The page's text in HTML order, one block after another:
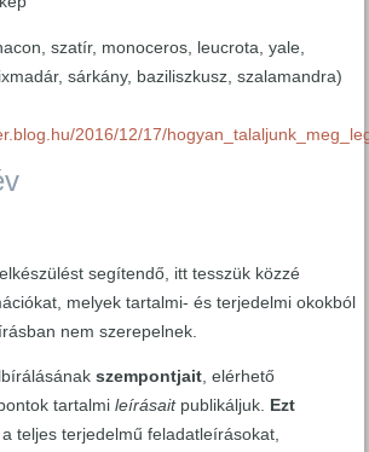
szatír, monoceros, leucrota, yale,
sárkány, baziliszkusz, szalamandra)
2016/12/17/
segítendő, itt tesszük közzé
melyek tartalmi- és terjedelmi okokból
nem szerepelnek.
szempontjait , elérhető
tartalmileírásaitpublikáljuk. Ezt
teljes terjedelmű feladatleírásokat,